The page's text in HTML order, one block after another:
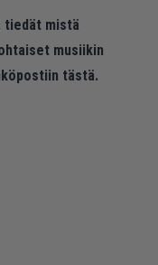
tiedät mistä
musiikin
tästä.